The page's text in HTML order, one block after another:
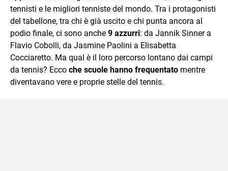
tennisti e le migliori tenniste del mondo. Tra i protagonisti
del tabellone, tra chi è già uscito e chi punta ancora al
podio finale, ci sono anche 9 azzurri: da Jannik Sinner a
Flavio Cobolli, da Jasmine Paolini a Elisabetta
Cocciaretto. Ma qual è il loro percorso lontano dai campi
da tennis? Ecco che scuole hanno frequentato mentre
diventavano vere e proprie stelle del tennis.